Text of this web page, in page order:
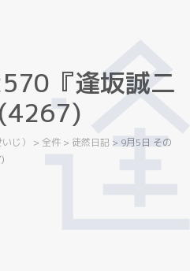
570 『逢坂誠二
(4267)
じ） > 全件 > 徒然日記 > 9月5日 その